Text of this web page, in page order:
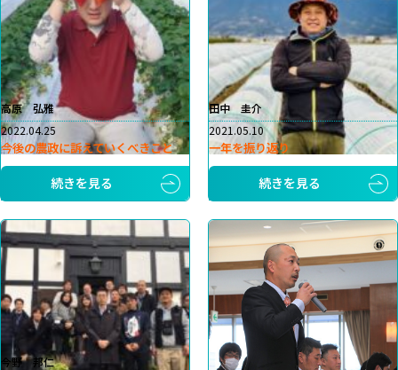
高原 弘雅
2022.04.25
今後の農政に訴えていくべきこと
続きを見る
田中 圭介
2021.05.10
一年を振り返り
続きを見る
今野 邦仁